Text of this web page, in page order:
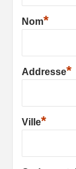
Nom*
Addresse*
Ville*